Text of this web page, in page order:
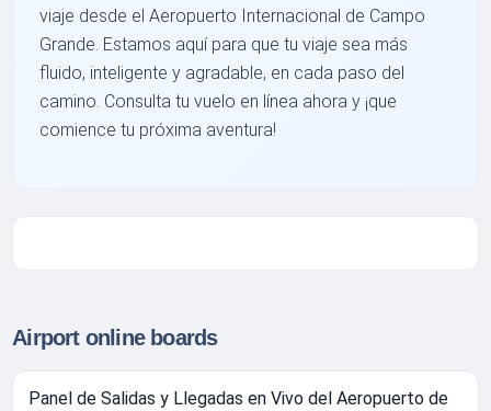
viaje desde el Aeropuerto Internacional de Campo
Grande. Estamos aquí para que tu viaje sea más
fluido, inteligente y agradable, en cada paso del
camino. Consulta tu vuelo en línea ahora y ¡que
comience tu próxima aventura!
Airport online boards
Panel de Salidas y Llegadas en Vivo del Aeropuerto de